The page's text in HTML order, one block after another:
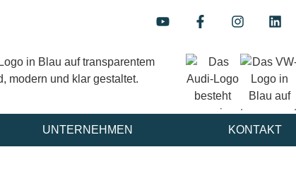
UNTERNEHMEN KONTAKT